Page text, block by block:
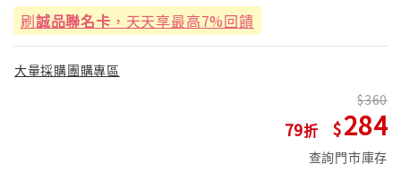
刷誠品聯名卡 ，天天享最高7%回饋
大量採購團購專區
79
360
284
查詢門市庫存